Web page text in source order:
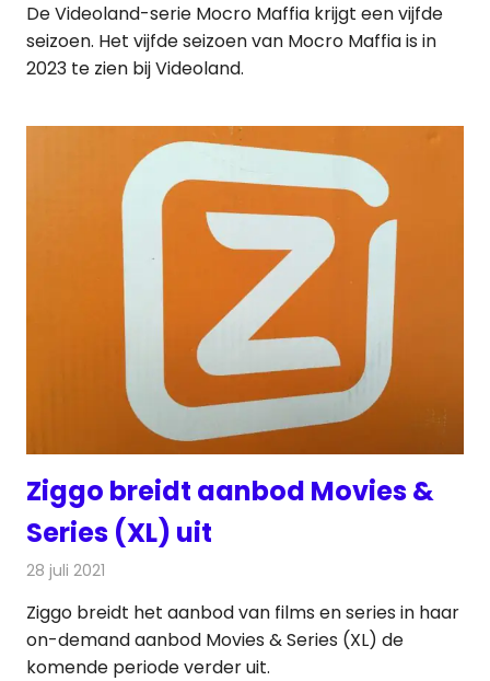
De Videoland-serie Mocro Maffia krijgt een vijfde
seizoen. Het vijfde seizoen van Mocro Maffia is in
2023 te zien bij Videoland.
Ziggo breidt aanbod Movies &
Series (XL) uit
28 juli 2021
Ziggo breidt het aanbod van films en series in haar
on-demand aanbod Movies & Series (XL) de
komende periode verder uit.